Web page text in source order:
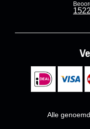
1522
Alle